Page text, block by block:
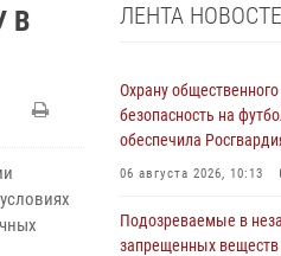
В
ЛЕНТА
Охрану
безопасность на
обеспечила
06 августа 2026, 10:13
Подозреваемые в
запрещенных